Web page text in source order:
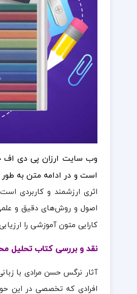
وب سایت ارزان پی دی اف
است و در ادامه متن به
اثری ارزشمند و کاربردی
اصول و روش‌های دقیق و
کارایی متون آموزشی را
نقد و بررسی کتاب تحلیل
آثار نرگس حسن مرادی با
افرادی که تخصصی در این